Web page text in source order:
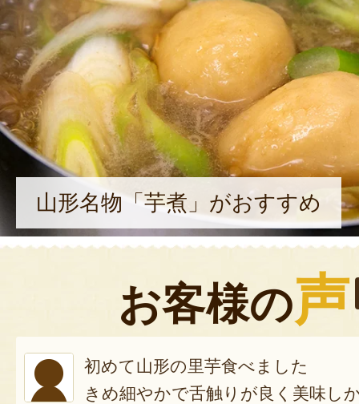
山形名物「芋煮」がおすすめ
お客様の声
初めて山形の里芋食べました
きめ細やかで舌触りが良く美味